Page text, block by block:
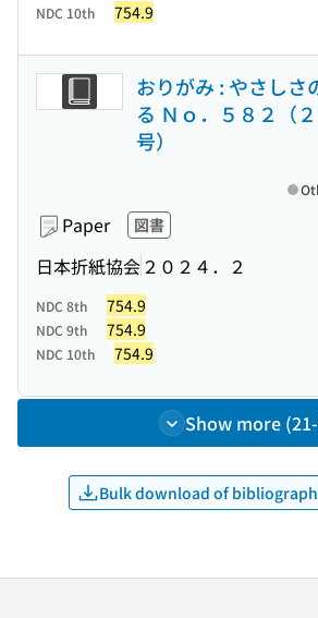
NDC 10th 754.9
おりがみ : やさしさ
る Ｎｏ．５８２（
号）
Paper 図書
日本折紙協会 ２０２４．２
NDC 8th 754.9
NDC 9th 754.9
NDC 10th 754.9
Show more
Bulk download of